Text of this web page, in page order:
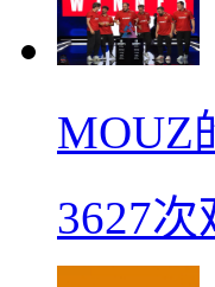
MOUZ
3627次